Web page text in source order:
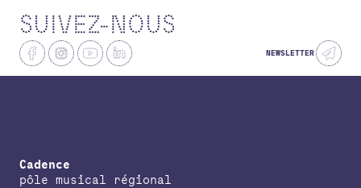
SUIVEZ-NOUS
NEWSLETTER
Cadence
pôle musical régional